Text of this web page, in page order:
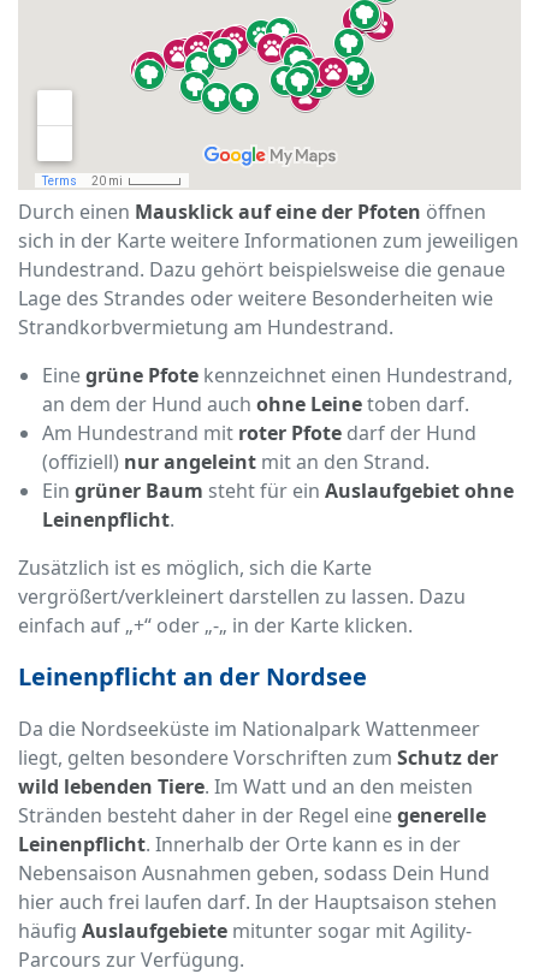
Durch einen Mausklick auf eine der Pfoten öffnen
sich in der Karte weitere Informationen zum jeweiligen
Hundestrand. Dazu gehört beispielsweise die genaue
Lage des Strandes oder weitere Besonderheiten wie
Strandkorbvermietung am Hundestrand.
Einegrüne Pfote kennzeichnet einen Hundestrand,
an dem der Hund auch ohne Leinetoben darf.
Am Hundestrand mit roter Pfote darf der Hund
(offiziell) nur angeleint mit an den Strand.
Ein grüner Baum steht für ein Auslaufgebiet ohne
Leinenpflicht.
Zusätzlich ist es möglich, sich die Karte
vergrößert/verkleinert darstellen zu lassen. Dazu
einfach auf „+“ oder „-„ in der Karte klicken.
Leinenpflicht an der Nordsee
Da die Nordseeküste im Nationalpark Wattenmeer
liegt, gelten besondere Vorschriften zum Schutz der
wild lebenden Tiere. Im Watt und an den meisten
Stränden besteht daher in der Regel einegenerelle
Leinenpflicht. Innerhalb der Orte kann es in der
Nebensaison Ausnahmen geben, sodass Dein Hund
hier auch frei laufen darf. In der Hauptsaison stehen
häufig Auslaufgebiete mitunter sogar mit Agility-
Parcours zur Verfügung.